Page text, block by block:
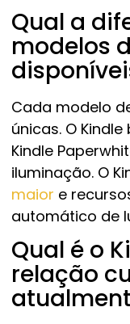
Qual a
modelos
Cada modelo
únicas. O
Kindle
iluminação. O
maior e
automático de
Qual é o
relação